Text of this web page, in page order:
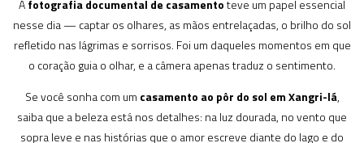
Afotografia documental de casamentoteve um papel essencial
nesse dia — captar os olhares, as mãos entrelaçadas, o brilho do sol
refletido nas lágrimas e sorrisos. Foi um daqueles momentos em que
o coração guia o olhar, e a câmera apenas traduz o sentimento.
Se você sonha com um casamento ao pôr do sol em Xangri-lá,
saiba que a beleza está nos detalhes: na luz dourada, no vento que
sopra leve e nas histórias que o amor escreve diante do lago e do